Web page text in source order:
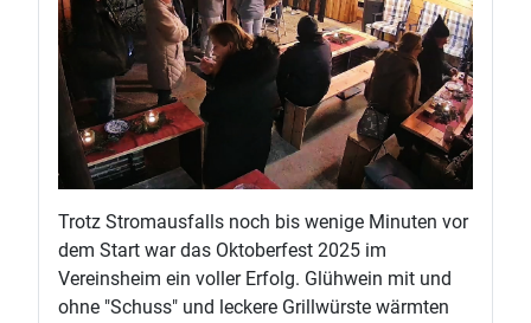
Trotz Stromausfalls noch bis wenige Minuten vor
dem Start war das Oktoberfest 2025 im
Vereinsheim ein voller Erfolg. Glühwein mit und
ohne "Schuss" und leckere Grillwürste wärmten